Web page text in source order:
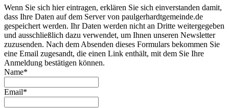
Wenn Sie sich hier eintragen, erklären Sie sich einverstanden damit,
dass Ihre Daten auf dem Server von paulgerhardtgemeinde.de
gespeichert werden. Ihr Daten werden nicht an Dritte weitergegeben
und ausschließlich dazu verwendet, um Ihnen unseren Newsletter
zuzusenden. Nach dem Absenden dieses Formulars bekommen Sie
eine Email zugesandt, die einen Link enthält, mit dem Sie Ihre
Anmeldung bestätigen können.
Name*
Email*